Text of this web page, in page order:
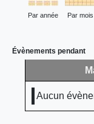
Par année Par mois
Évènements pendant
Aucun